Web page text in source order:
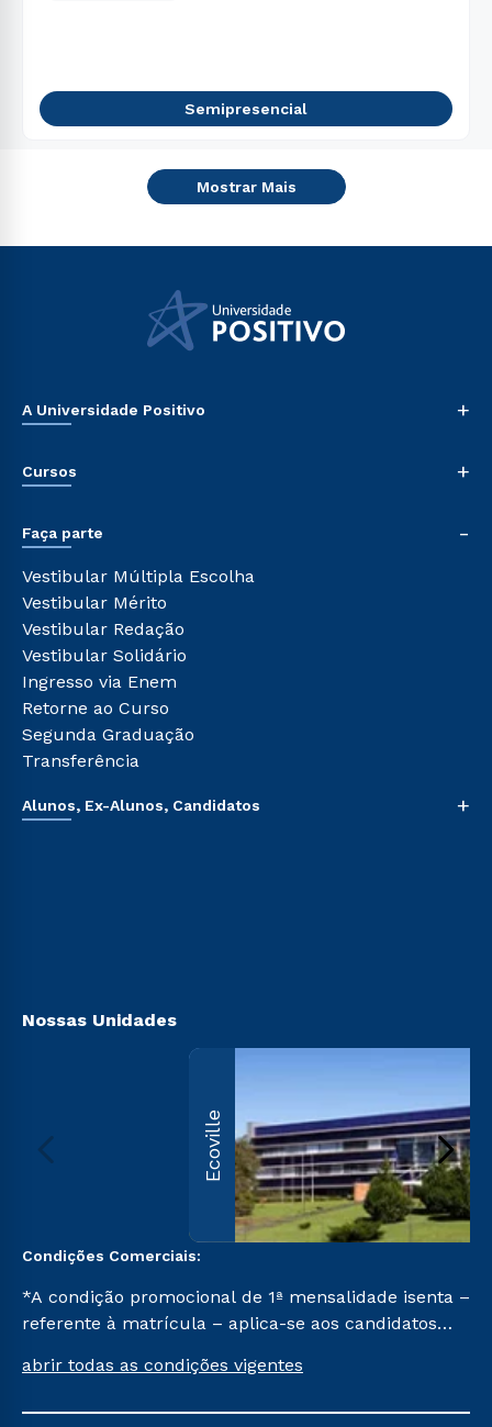
Semipresencial
Mostrar Mais
A Universidade Positivo +
Sala de Imprensa
Sou Colaborador
Ética e Integridade
Cursos +
Pós-graduação
Cursos de Medicina
Cursos Livres
Cursos Técnicos
Cursos Profissionalizantes
Faça parte -
Vestibular Múltipla Escolha
Vestibular Mérito
Vestibular Redação
Vestibular Solidário
Ingresso via Enem
Retorne ao Curso
Segunda Graduação
Transferência
Alunos, Ex-Alunos, Candidatos +
Nossas Unidades
Ecoville
Condições Comerciais:
*A condição promocional de 1ª mensalidade isenta –
referente à matrícula – aplica-se aos candidatos
na prova on-line ou agendada, que ofertam bolsas
abrir todas as condições vigentes